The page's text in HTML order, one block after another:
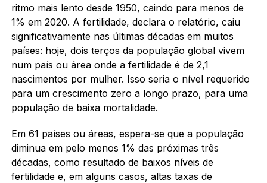
ritmo mais lento desde 1950, caindo para menos de
1% em 2020. A fertilidade, declara o relatório, caiu
significativamente nas últimas décadas em muitos
países: hoje, dois terços da população global vivem
num país ou área onde a fertilidade é de 2,1
nascimentos por mulher. Isso seria o nível requerido
para um crescimento zero a longo prazo, para uma
população de baixa mortalidade.
Em 61 países ou áreas, espera-se que a população
diminua em pelo menos 1% das próximas três
décadas, como resultado de baixos níveis de
fertilidade e, em alguns casos, altas taxas de